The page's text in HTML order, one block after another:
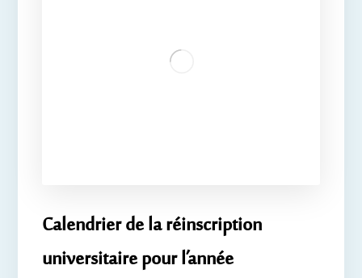
Calendrier de la réinscription
universitaire pour l’année